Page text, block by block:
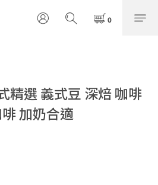
精選 義式豆 深焙 咖啡
加奶合適